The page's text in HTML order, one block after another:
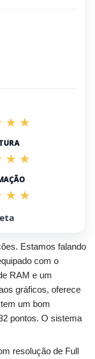
Estamos falando
com o
RAM e um
gráficos, oferece
um bom
pontos. O sistema
resolução de Full